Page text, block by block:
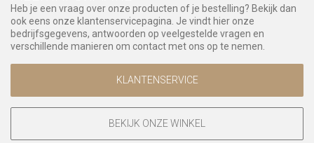
Heb je een vraag over onze producten of je bestelling? Bekijk dan
ook eens onze klantenservicepagina. Je vindt hier onze
bedrijfsgegevens, antwoorden op veelgestelde vragen en
verschillende manieren om contact met ons op te nemen.
KLANTENSERVICE
BEKIJK ONZE WINKEL